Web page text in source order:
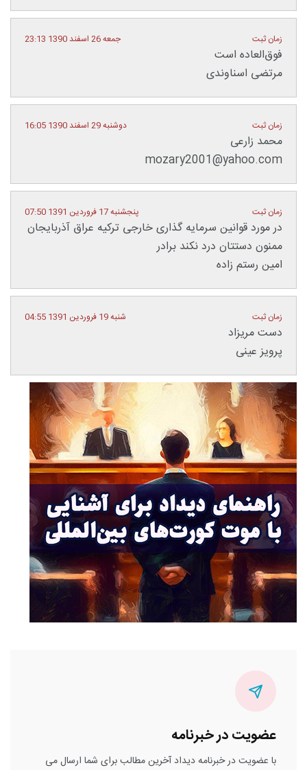
زمان ثبت جمعه 26 اسفند 1390 23:13
فوق‌العاده است
مرتضی اسناوندی
زمان ثبت دوشنبه 29 اسفند 1390 16:05
محمد زارعی
mozary2001@yahoo.com
زمان ثبت پنجشنبه 17 فروردین 1391 07:50
در مورد قوانین سرمایه گذاری خارجی ترکیه عراق آذربایجان
ممنون دستتان درد نکند برادر
امین رستم زاده
زمان ثبت شنبه 19 فروردین 1391 04:55
دست مریزاد
پرویز عینی
عضویت در خبرنامه
با عضویت در خبرنامه دیداد آخرین مطالب برای شما ارسال می